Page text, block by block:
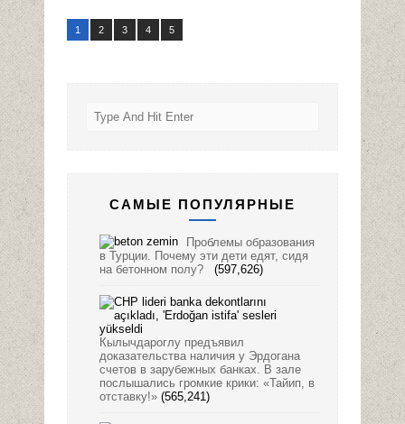
1 2 3 4 5
САМЫЕ ПОПУЛЯРНЫЕ
Проблемы образования
в Турции. Почему эти дети едят, сидя
на бетонном полу?
(597,626)
Кылычдароглу предъявил
доказательства наличия у Эрдогана
счетов в зарубежных банках. В зале
послышались громкие крики: «Тайип, в
отставку!» (565,241)